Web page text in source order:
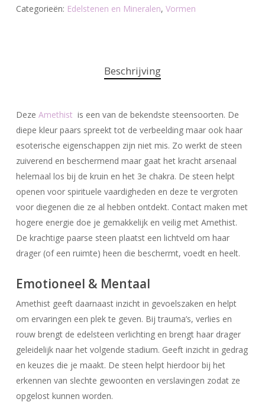
Categorieën: Edelstenen en Mineralen, Vormen
Beschrijving
Deze Amethist is een van de bekendste steensoorten. De
diepe kleur paars spreekt tot de verbeelding maar ook haar
esoterische eigenschappen zijn niet mis. Zo werkt de steen
zuiverend en beschermend maar gaat het kracht arsenaal
helemaal los bij de kruin en het 3e chakra. De steen helpt
openen voor spirituele vaardigheden en deze te vergroten
voor diegenen die ze al hebben ontdekt. Contact maken met
hogere energie doe je gemakkelijk en veilig met Amethist.
De krachtige paarse steen plaatst een lichtveld om haar
drager (of een ruimte) heen die beschermt, voedt en heelt.
Emotioneel & Mentaal
Amethist geeft daarnaast inzicht in gevoelszaken en helpt
om ervaringen een plek te geven. Bij trauma’s, verlies en
rouw brengt de edelsteen verlichting en brengt haar drager
geleidelijk naar het volgende stadium. Geeft inzicht in gedrag
en keuzes die je maakt. De steen helpt hierdoor bij het
erkennen van slechte gewoonten en verslavingen zodat ze
opgelost kunnen worden.